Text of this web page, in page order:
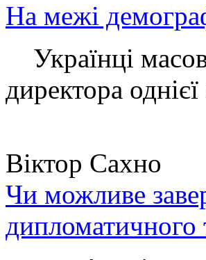
На межі
Українці
директора
Віктор Сахно
Чи можливе
дипломатичного